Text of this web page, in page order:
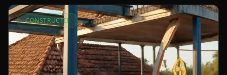
CONSTRUCȚII